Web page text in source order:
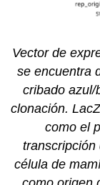
Vector de
se encuentra
cribado azul/
clonación.
como el
transcripción
célula de